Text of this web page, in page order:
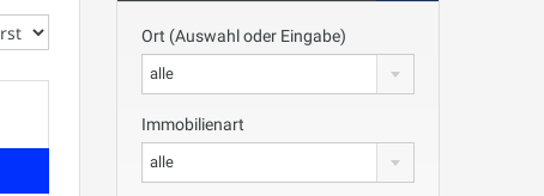
Ort (Auswahl oder Eingabe)
alle
Immobilienart
alle